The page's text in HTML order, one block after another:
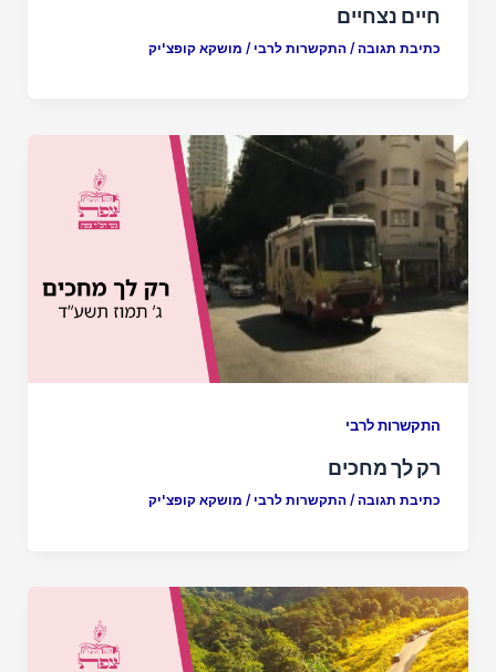
חיים נצחיים
כתיבת תגובה / התקשרות לרבי / מושקא קופצ'יק
התקשרות לרבי
רק לך מחכים
כתיבת תגובה / התקשרות לרבי / מושקא קופצ'יק